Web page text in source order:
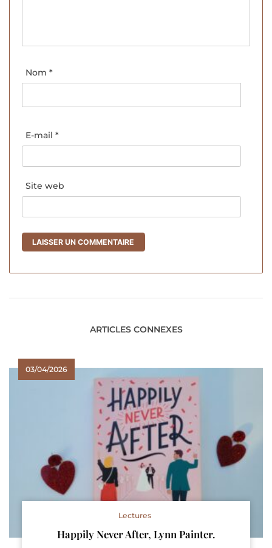
Nom *
E-mail *
Site web
ARTICLES CONNEXES
03/04/2026
Lectures
Happily Never After, Lynn Painter.